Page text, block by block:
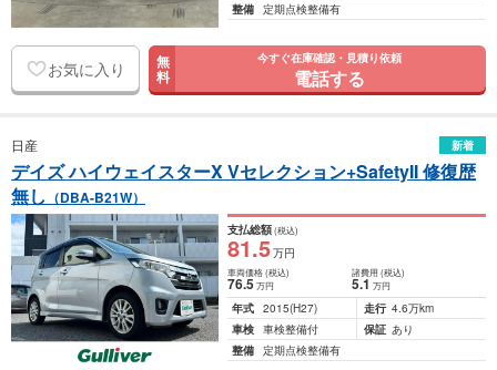
整備 定期点検整備有
お気に入り 無
料
今すぐ在庫確認・見積り依頼
電話する
日産 新着
デイズ ハイウェイスターX Vセレクション+SafetyII 修復歴
無し （DBA-B21W）
支払総額(税込)
81.5万円
車両価格(税込)
76.5万円
諸費用 (税込)
5.1 万円
年式 2015(H27) 走行 4.6万km
車検 車検整備付 保証 あり
整備 定期点検整備有